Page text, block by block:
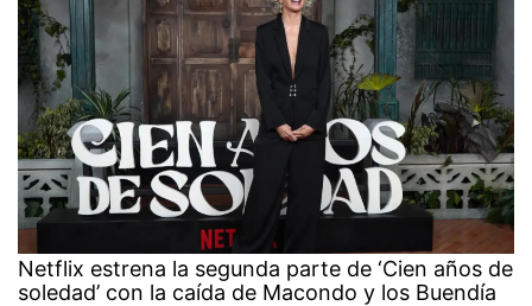
Netflix estrena la segunda parte de ‘Cien años de
soledad’ con la caída de Macondo y los Buendía